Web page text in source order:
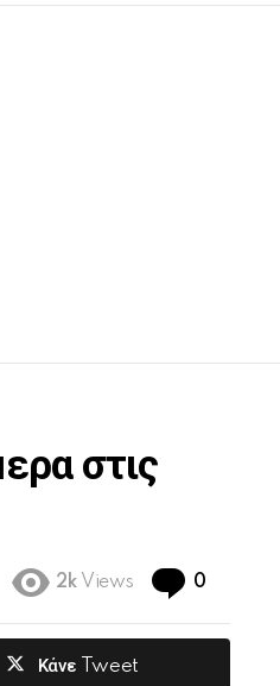
στις
2k Views 0
Κάνε Tweet